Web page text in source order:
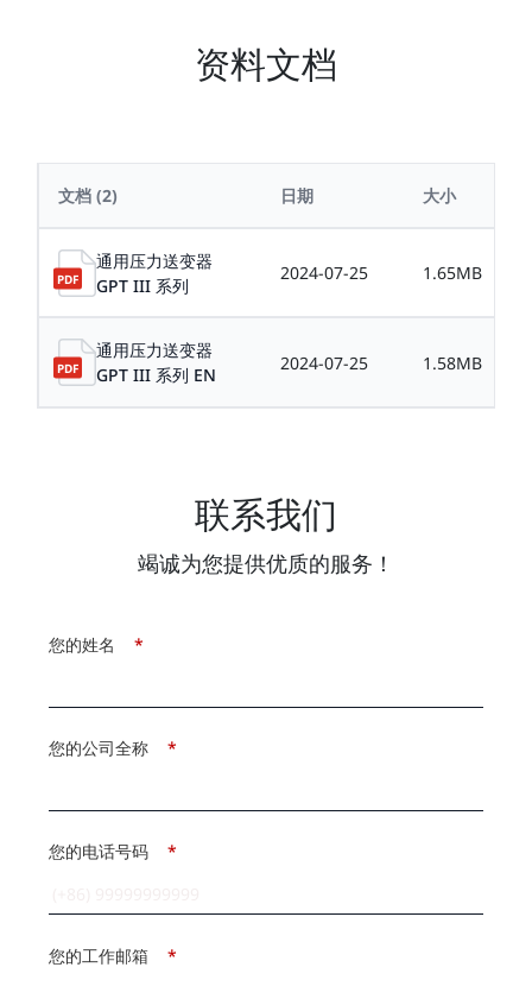
资料文档
文档 (2) 日期 大小
通用压力送变器
GPT III 系列
2024-07-25 1.65MB
通用压力送变器
GPT III 系列 EN
2024-07-25 1.58MB
联系我们
竭诚为您提供优质的服务！
*
您的姓名
*
您的公司全称
*
您的电话号码
*
您的工作邮箱